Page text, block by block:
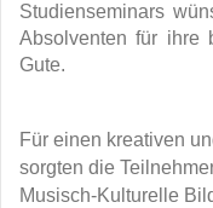
Studienseminars
Absolventen für ihre
Gute.
Für einen kreativen
sorgten die
Musisch-Kulturelle